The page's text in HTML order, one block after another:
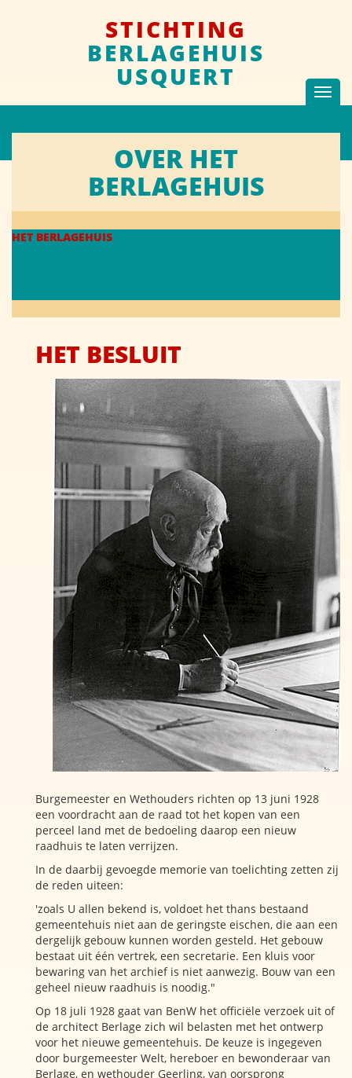
STICHTING
BERLAGEHUIS
USQUERT
OVER HET
BERLAGEHUIS
HET BERLAGEHUIS
HET BESLUIT
Burgemeester en Wethouders richten op 13 juni 1928
een voordracht aan de raad tot het kopen van een
perceel land met de bedoeling daarop een nieuw
raadhuis te laten verrijzen.
In de daarbij gevoegde memorie van toelichting zetten zij
de reden uiteen:
'zoals U allen bekend is, voldoet het thans bestaand
gemeentehuis niet aan de geringste eischen, die aan een
dergelijk gebouw kunnen worden gesteld. Het gebouw
bestaat uit één vertrek, een secretarie. Een kluis voor
bewaring van het archief is niet aanwezig. Bouw van een
geheel nieuw raadhuis is noodig."
Op 18 juli 1928 gaat van BenW het officiële verzoek uit of
de architect Berlage zich wil belasten met het ontwerp
voor het nieuwe gemeentehuis. De keuze is ingegeven
door burgemeester Welt, hereboer en bewonderaar van
Berlage, en wethouder Geerling, van oorsprong